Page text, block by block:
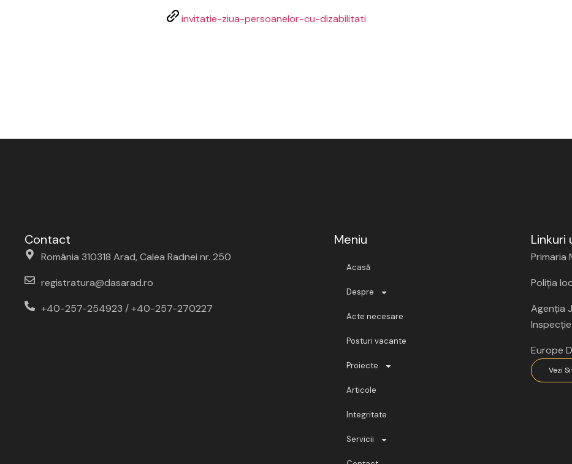
invitatie-ziua-persoanelor-cu-dizabilitati
Contact
România 310318 Arad, Calea Radnei nr. 250
registratura@dasarad.ro
+40-257-254923 / +40-257-270227
Meniu
Acasă
Despre
Acte necesare
Posturi vacante
Proiecte
Articole
Integritate
Servicii
Linkuri
Primaria
Poliția
Agenția
Europe
Vezi